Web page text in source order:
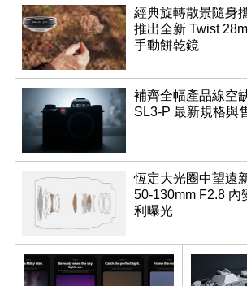
經典旋轉散景隨身
推出全新 Twist
手動餅乾鏡
補齊全幅產品線空
SL3-P 最新規格與
恆定大光圈中望遠
50-130mm F2.8 內
利曝光